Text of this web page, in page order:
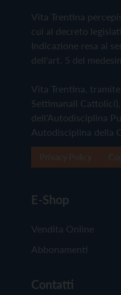
Vita Trentina
cui al decreto
Indicazione resa ai
dell'art. 5 del
Vita Trentina,
Settimanali
dell'Autodisciplina
Autodisciplina della
E-Shop
Vendita Online
Abbonamenti
Contatti